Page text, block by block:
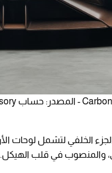
والمنصوب في قلب الهيكل.